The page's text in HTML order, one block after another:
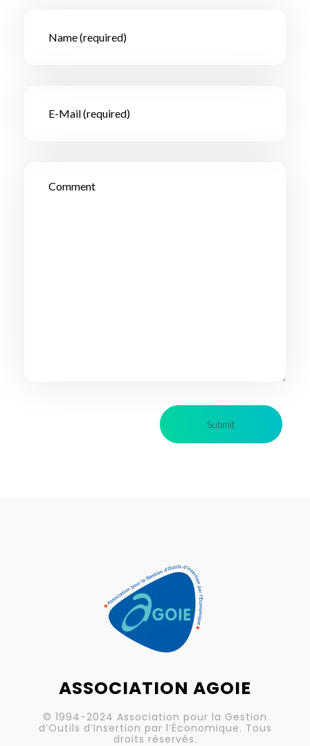
ASSOCIATION AGOIE
© 1994-2024 Association pour la Gestion
d’Outils d’Insertion par l’Économique. Tous
droits réservés.